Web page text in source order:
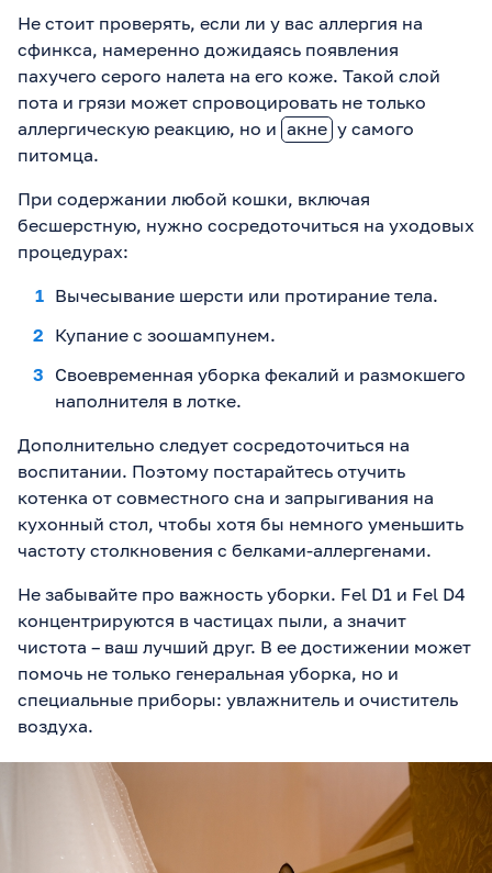
Не стоит проверять, если ли у вас аллергия на
сфинкса, намеренно дожидаясь появления
пахучего серого налета на его коже. Такой слой
пота и грязи может спровоцировать не только
аллергическую реакцию, но и акне у самого
питомца.
При содержании любой кошки, включая
бесшерстную, нужно сосредоточиться на уходовых
процедурах:
Вычесывание шерсти или протирание тела.
Купание с зоошампунем.
Своевременная уборка фекалий и размокшего
наполнителя в лотке.
Дополнительно следует сосредоточиться на
воспитании. Поэтому постарайтесь отучить
котенка от совместного сна и запрыгивания на
кухонный стол, чтобы хотя бы немного уменьшить
частоту столкновения с белками-аллергенами.
Не забывайте про важность уборки. Fel D1 и Fel D4
концентрируются в частицах пыли, а значит
чистота – ваш лучший друг. В ее достижении может
помочь не только генеральная уборка, но и
специальные приборы: увлажнитель и очиститель
воздуха.